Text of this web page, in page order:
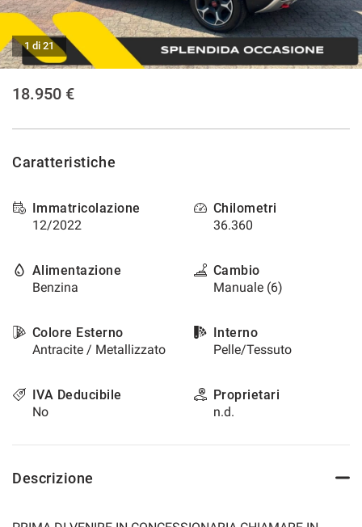
CONTATTI
NEWS
AREA COMMERCIANTI
1 di 21
18.950 €
Caratteristiche
Immatricolazione
12/2022
Chilometri
36.360
Alimentazione
Benzina
Cambio
Manuale (6)
Colore Esterno
Antracite / Metallizzato
Interno
Pelle/Tessuto
IVA Deducibile
No
Proprietari
n.d.
Descrizione